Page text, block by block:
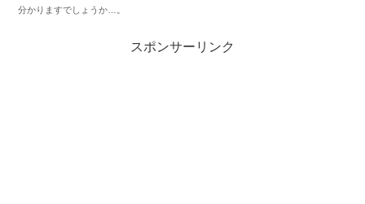
分かりますでしょうか…。
スポンサーリンク